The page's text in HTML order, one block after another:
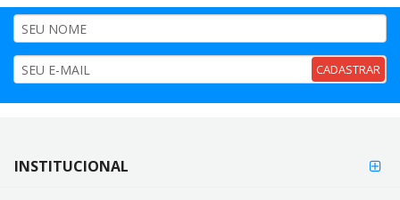
CADASTRAR
FORMAS
FORMAS DE
PAGAMENTO
INSTITUCIONAL